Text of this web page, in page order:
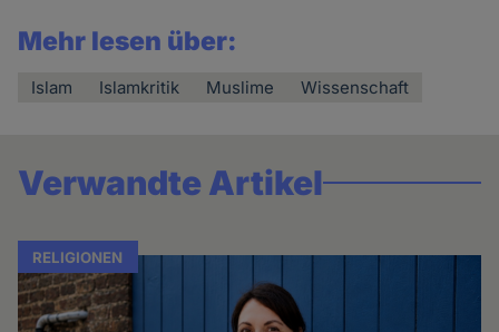
Mehr lesen über:
Islam Islamkritik Muslime Wissenschaft
Verwandte Artikel
RELIGIONEN